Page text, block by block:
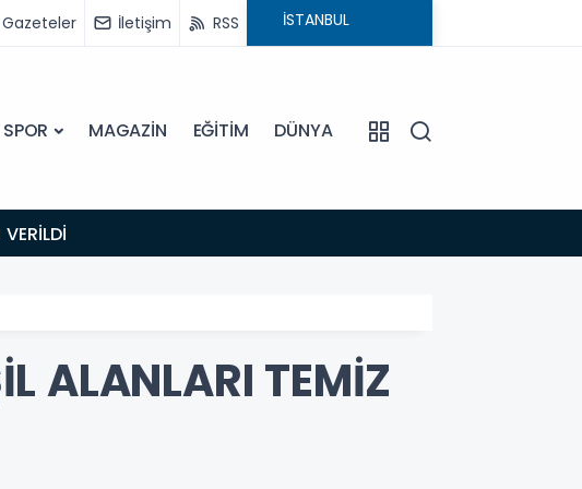
Gazeteler İletişim RSS
SPOR MAGAZİN EĞİTİM DÜNYA
ALANLARI TEMİZ